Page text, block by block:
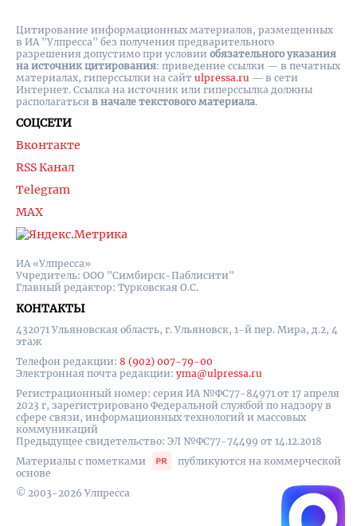
ИА «Улпресса»
Учредитель: ООО "Симбирск-Паблисити"
Главный редактор: Турковская О.С.
КОНТАКТЫ
432071 Ульяновская область, г. Ульяновск, 1-й пер. Мира, д.2, 4
этаж
Телефон редакции: 8 (902) 007-79-00
Электронная почта редакции: yma@ulpressa.ru
Регистрационный номер: серия ИА №ФС77-84971 от 17 апреля
2023 г, зарегистрировано Федеральной службой по надзору в
сфере связи, информационных технологий и массовых
коммуникаций
Предыдущее свидетельство: ЭЛ №ФС77-74499 от 14.12.2018
Материалы с пометками
публикуются на коммерческой
основе
© 2003-2026 Улпресса
СОЦСЕТИ
Вконтакте
RSS Канал
Telegram
MAX
Цитирование информационных материалов, размещенных
в ИА "Улпресса" без получения предварительного
разрешения допустимо при условии обязательного указания
на источник цитирования: приведение ссылки — в печатных
материалах, гиперссылки на cайт ulpressa.ru — в сети
Интернет. Ссылка на источник или гиперссылка должны
располагаться в начале текстового материала.